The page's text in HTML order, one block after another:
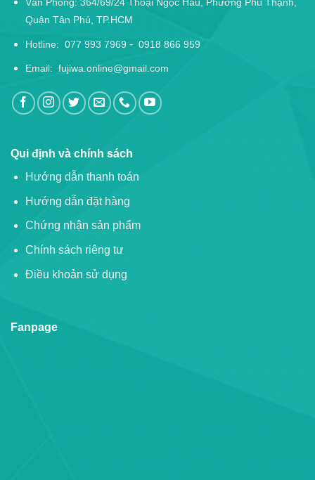
Quận Tân Phú, TP.HCM
Hotline: 077 993 7969- 0918 866 959
Email: fujiwa.online@gmail.com
Qui định và chính sách
Hướng dẫn thanh toán
Hướng dẫn đặt hàng
Chứng nhận sản phẩm
Chính sách riêng tư
Điều khoản sử dụng
Fanpage